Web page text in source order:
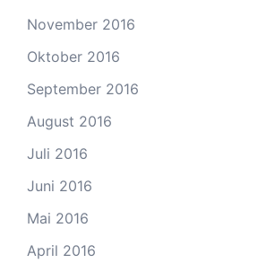
November 2016
Oktober 2016
September 2016
August 2016
Juli 2016
Juni 2016
Mai 2016
April 2016